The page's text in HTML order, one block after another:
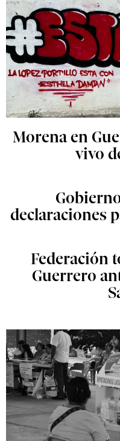
Morena en
vivo
declaraciones
Federación
Guerrero